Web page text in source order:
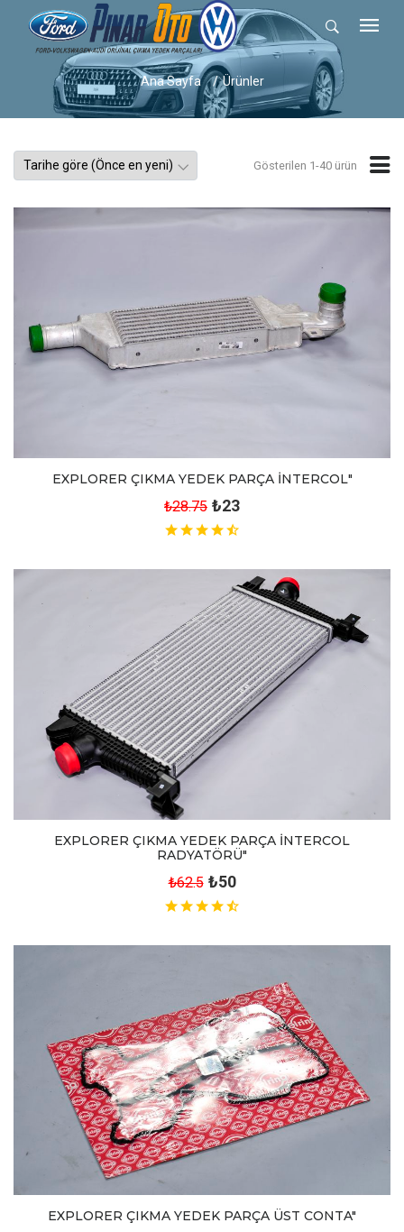
Ana Sayfa Ürünler
Gösterilen 1-40 ürün
EXPLORER ÇIKMA YEDEK PARÇA İNTERCOL"
₺28.75 ₺23
EXPLORER ÇIKMA YEDEK PARÇA İNTERCOL
RADYATÖRÜ"
₺62.5 ₺50
EXPLORER ÇIKMA YEDEK PARÇA ÜST CONTA"